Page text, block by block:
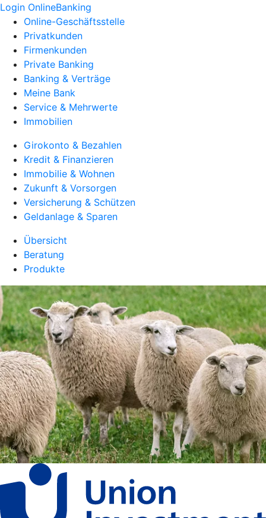
Login OnlineBanking
Online-Geschäftsstelle
Privatkunden
Firmenkunden
Private Banking
Banking & Verträge
Meine Bank
Service & Mehrwerte
Immobilien
Girokonto & Bezahlen
Kredit & Finanzieren
Immobilie & Wohnen
Zukunft & Vorsorgen
Versicherung & Schützen
Geldanlage & Sparen
Übersicht
Beratung
Produkte